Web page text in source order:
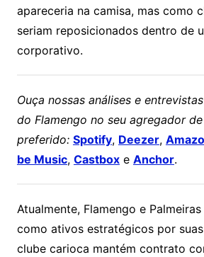
apareceria na camisa, mas como
seriam reposicionados dentro de
corporativo.
Ouça nossas análises e
do Flamengo no seu agregador
preferido: Spotify, Deezer,
be Music, Castboxe Anchor.
Atualmente, Flamengo e
como ativos estratégicos por
clube carioca mantém contrato